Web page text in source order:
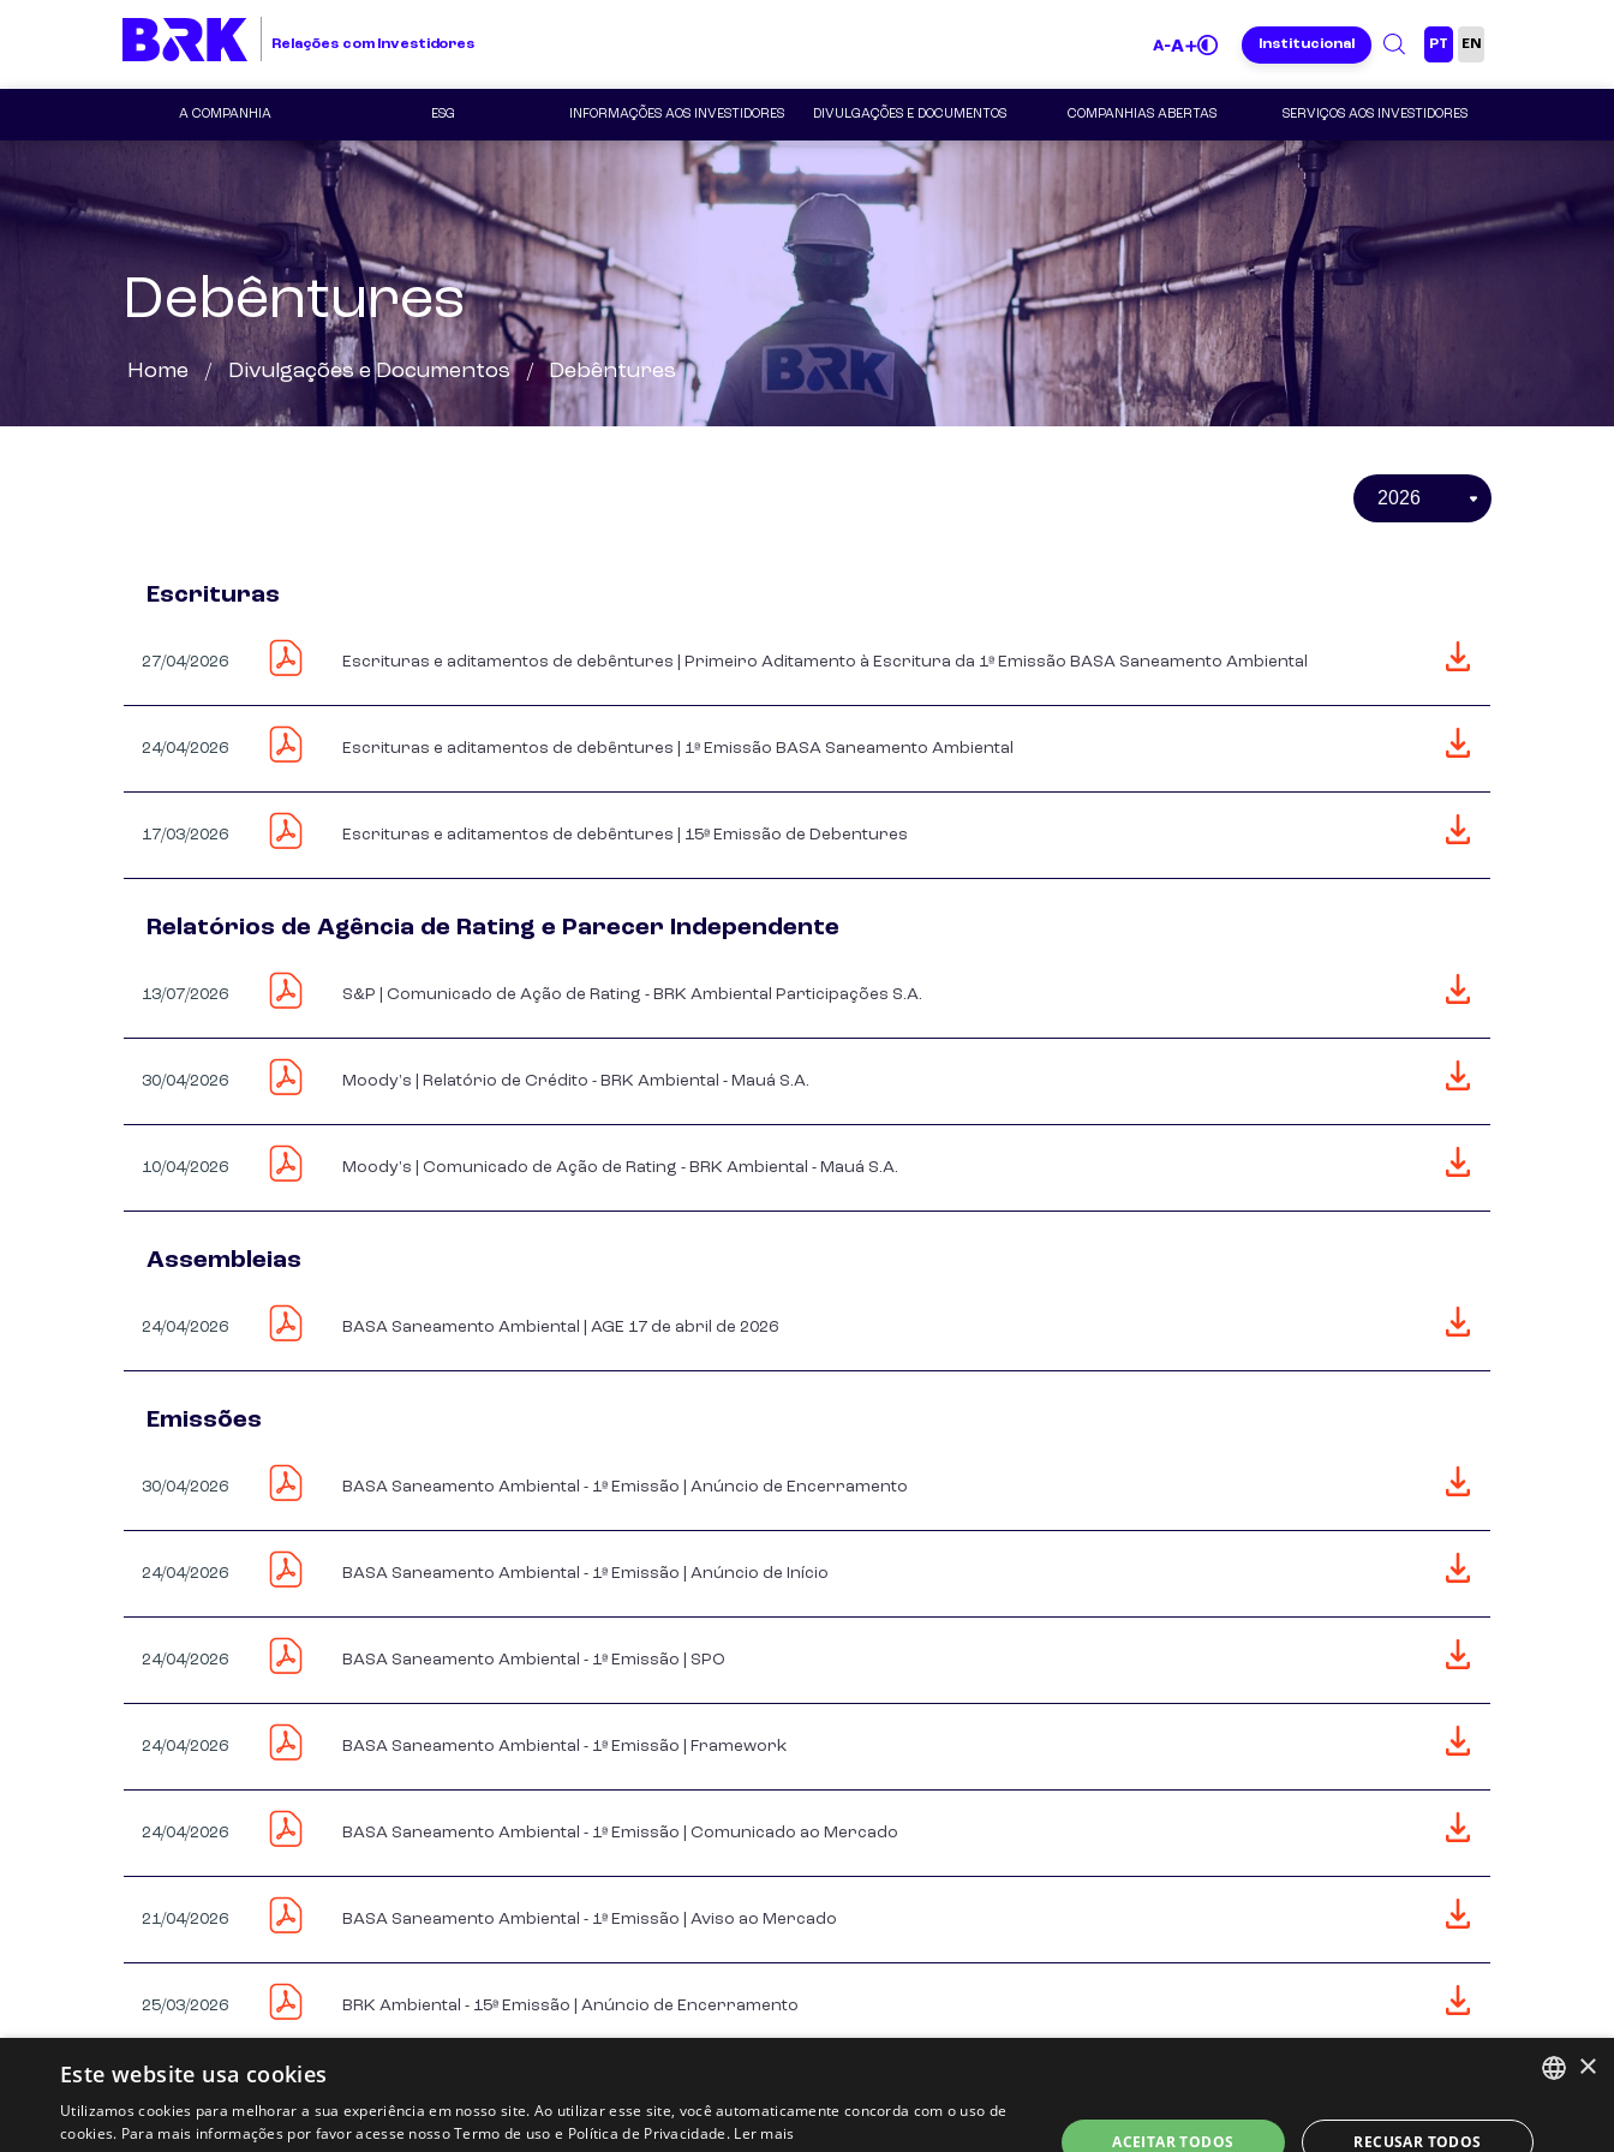
Relações com Investidores Institucional PT EN
A COMPANHIA ESG INFORMAÇÕES AOS INVESTIDORES DIVULGAÇÕES E DOCUMENTOS COMPANHIAS ABERTAS SERVIÇOS AOS INVESTIDORES
Debêntures
Home / Divulgações e Documentos / Debêntures
Escrituras
27/04/2026 Escrituras e aditamentos de debêntures | Primeiro Aditamento à Escritura da 1ª Emissão BASA Saneamento Ambiental
24/04/2026 Escrituras e aditamentos de debêntures | 1ª Emissão BASA Saneamento Ambiental
17/03/2026 Escrituras e aditamentos de debêntures | 15ª Emissão de Debentures
Relatórios de Agência de Rating e Parecer Independente
13/07/2026 S&P | Comunicado de Ação de Rating - BRK Ambiental Participações S.A.
30/04/2026 Moody's | Relatório de Crédito - BRK Ambiental - Mauá S.A.
10/04/2026 Moody's | Comunicado de Ação de Rating - BRK Ambiental - Mauá S.A.
Assembleias
24/04/2026 BASA Saneamento Ambiental | AGE 17 de abril de 2026
Emissões
30/04/2026 BASA Saneamento Ambiental - 1ª Emissão | Anúncio de Encerramento
24/04/2026 BASA Saneamento Ambiental - 1ª Emissão | Anúncio de Início
24/04/2026 BASA Saneamento Ambiental - 1ª Emissão | SPO
24/04/2026 BASA Saneamento Ambiental - 1ª Emissão | Framework
24/04/2026 BASA Saneamento Ambiental - 1ª Emissão | Comunicado ao Mercado
21/04/2026 BASA Saneamento Ambiental - 1ª Emissão | Aviso ao Mercado
25/03/2026 BRK Ambiental - 15ª Emissão | Anúncio de Encerramento
PORTUGUESE
×
Este website usa cookies
Utilizamos cookies para melhorar a sua experiência em nosso site. Ao utilizar esse site, você automaticamente concorda com o uso de
cookies. Para mais informações por favor acesse nosso Termo de uso e Política de Privacidade. Ler mais ACEITAR TODOS RECUSAR TODOS